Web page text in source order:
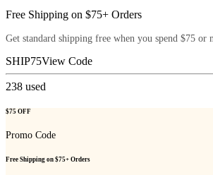
Free Shipping on $75+ Orders
Get standard shipping free when you spend $75 or
SHIP75View Code
238 used
$75 OFF
Promo Code
Free Shipping on $75+ Orders